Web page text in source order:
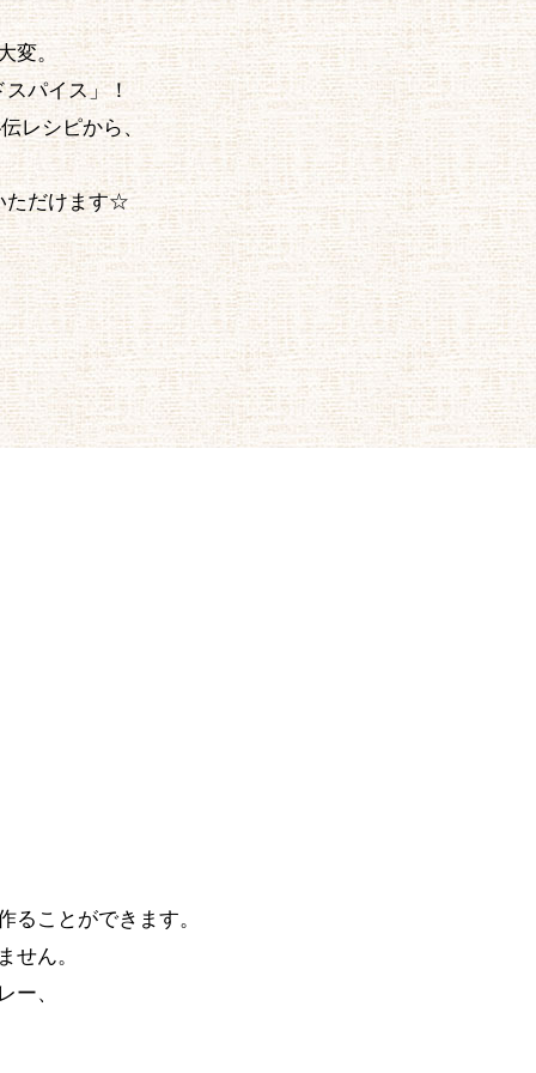
変。
パイス」！
レシピから、
ただけます☆
ことができます。
ん。
ー、